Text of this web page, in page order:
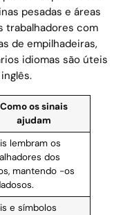
pesadas e áreas
trabalhadores com
de empilhadeiras,
idiomas são úteis
Como os sinais
ajudam
lembram os
dos
mantendo -os
e símbolos